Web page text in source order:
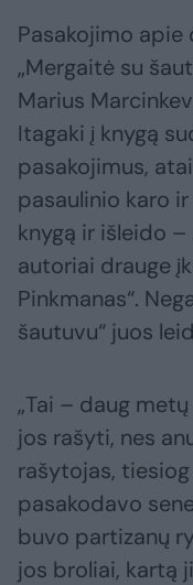
Pasakojimo
„Mergaitė su
Marius
Itagaki į knygą
pasakojimus,
pasaulinio karo
knygą ir išleido
autoriai drauge
Pinkmanas“.
šautuvu“ juos
„Tai – daug
jos rašyti, nes
rašytojas,
pasakodavo
buvo partizanų
jos broliai, kartą